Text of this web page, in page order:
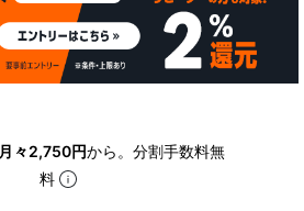
月々2,750円から。分割手数料無
料